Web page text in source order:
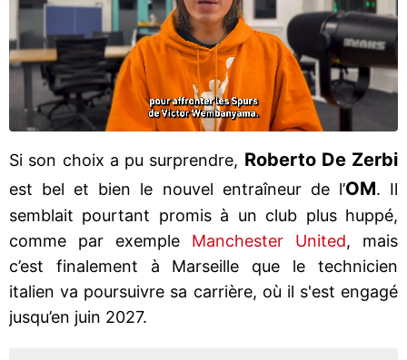
Si son choix a pu surprendre, Roberto De Zerbi
est bel et bien le nouvel entraîneur de l’OM. Il
semblait pourtant promis à un club plus huppé,
comme par exemple Manchester United, mais
c’est finalement à Marseille que le technicien
italien va poursuivre sa carrière, où il s'est engagé
jusqu’en juin 2027.